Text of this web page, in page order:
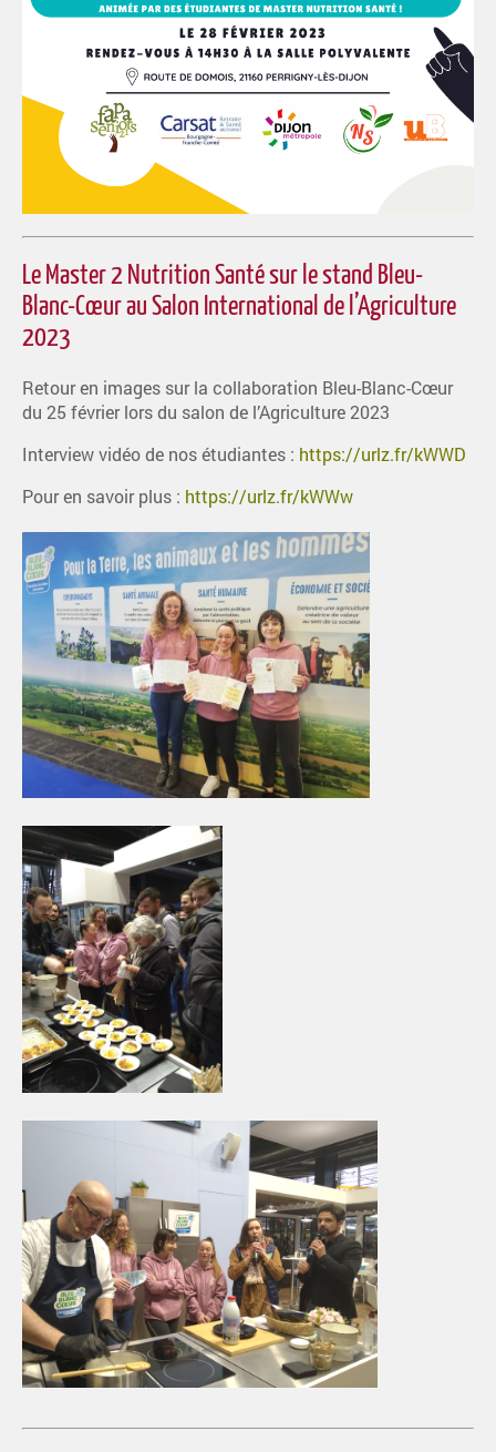
Le Master 2 Nutrition Santé sur le stand Bleu-
Blanc-Cœur au Salon International de l’Agriculture
2023
Retour en images sur la collaboration Bleu-Blanc-Cœur
du 25 février lors du salon de l’Agriculture 2023
Interview vidéo de nos étudiantes : https://urlz.fr/kWWD
Pour en savoir plus : https://urlz.fr/kWWw